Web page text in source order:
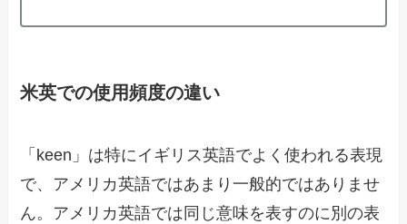
米英での使用頻度の違い
「keen」は特にイギリス英語でよく使われる表現
で、アメリカ英語ではあまり一般的ではありませ
ん。アメリカ英語では同じ意味を表すのに別の表